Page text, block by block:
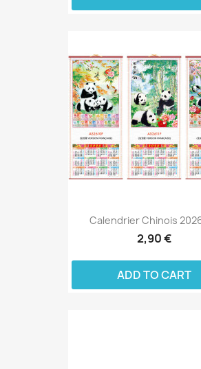
Calendrier Chinois
2,90 €
ADD TO CART